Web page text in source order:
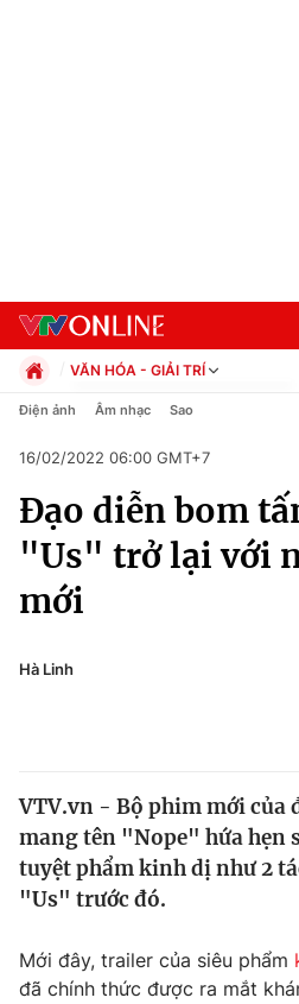
Chuyên mục
Chính trị
Xã hội
Pháp luật
Thế giới
Tin tức
Thế giới đó đây
Câu chuyện quốc tế
Kinh tế
Thị trường
Dữ liệu và đời sống
VĂN HÓA - GIẢI TRÍ
Chính trị
Pháp luật
Kinh tế
Thể thao
Truyền hình
Văn hóa - Giải trí
Điện ảnh Âm nhạc Sao
16/02/2022 06:00 GMT+7
Đạo diễn bom
"Us" trở lại với
mới
Hà Linh
VTV.vn - Bộ phim mới của
mang tên "Nope" hứa hẹn
tuyệt phẩm kinh dị như 2
"Us" trước đó.
Mới đây, trailer của siêu phẩm
đã chính thức được ra mắt